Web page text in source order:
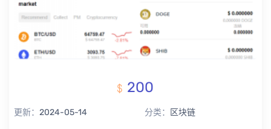
200
更新： 2024-05-14 分类： 区块链